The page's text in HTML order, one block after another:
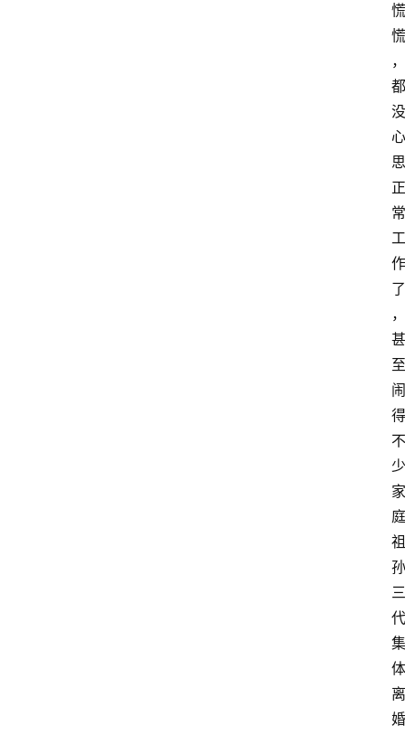
慌
慌
，
都
没
心
思
正
常
工
作
了
，
甚
至
闹
得
不
少
家
庭
祖
孙
三
代
集
体
离
婚